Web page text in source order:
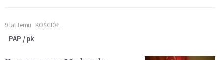
9 lat temu KOŚCIÓŁ
PAP / pk